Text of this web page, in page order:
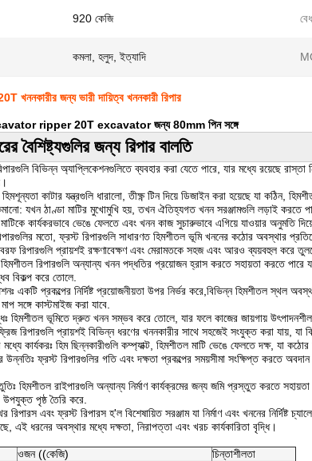
920 কেজি
কমলা, হলুদ, ইত্যাদি
খননকারীর জন্য ভারী দায়িত্ব খননকারী রিপার
ripper 20T excavator জন্য 80mm পিন সঙ্গে
বৈশিষ্ট্যগুলির জন্য রিপার বালতি
বিভিন্ন অ্যাপ্লিকেশনগুলিতে ব্যবহার করা যেতে পারে, যার মধ্যে রয়েছে
কাটার যন্ত্রগুলি ধারালো, তীক্ষ্ণ টিন দিয়ে ডিজাইন করা হয়েছে যা কঠিন,
যখন ঠাণ্ডা মাটির মুখোমুখি হয়, তখন ঐতিহ্যগত খনন সরঞ্জামগুলি লড়াই করতে
মাটিকে কার্যকরভাবে ভেঙে ফেলতে এবং খনন কাজ সুচারুভাবে এগিয়ে যাওয়ার অনুমতি
মতো, ফ্রস্ট রিপারগুলি সাধারণত হিমশীতল ভূমি খননের কঠোর অবস্থার
বরফ রিপারগুলি প্রায়শই রক্ষণাবেক্ষণ এবং মেরামতকে সহজ এবং আরও ব্যয়বহুল করে
হিমশীতল রিপারগুলি অন্যান্য খনন পদ্ধতির প্রয়োজন হ্রাস করতে সহায়তা করতে
বিকল্প করে তোলে.
একটি প্রকল্পের নির্দিষ্ট প্রয়োজনীয়তা উপর নির্ভর করে,বিভিন্ন হিমশীতল স্থল
সঙ্গে কাস্টমাইজ করা যাবে.
হিমশীতল ভূমিতে দ্রুত খনন সম্ভব করে তোলে, যার ফলে কাজের জায়গায়
রিপারগুলি প্রায়শই বিভিন্ন ধরণের খননকারীর সাথে সহজেই সংযুক্ত করা যায়, যা
মধ্যে কার্যকরঃ হিম ছিন্নকারীগুলি কম্প্যাক্ট, হিমশীতল মাটি ভেঙে ফেলতে দক্ষ,
উন্নতিঃ ফ্রস্ট রিপারগুলির গতি এবং দক্ষতা প্রকল্পের সময়সীমা সংক্ষিপ্ত করতে
হিমশীতল রাইপারগুলি অন্যান্য নির্মাণ কার্যক্রমের জন্য জমি প্রস্তুত করতে
পৃষ্ঠ তৈরি করে.
রিপারস এবং ফ্রস্ট রিপারস হ'ল বিশেষায়িত সরঞ্জাম যা নির্মাণ এবং খননের নির্দিষ্ট
এই ধরনের অবস্থার মধ্যে দক্ষতা, নিরাপত্তা এবং খরচ কার্যকারিতা বৃদ্ধি।
ওজন ((কেজি)
চিন্তাশীলতা